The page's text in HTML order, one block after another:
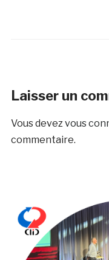
Laisser un
Vous devezvous
commentaire.